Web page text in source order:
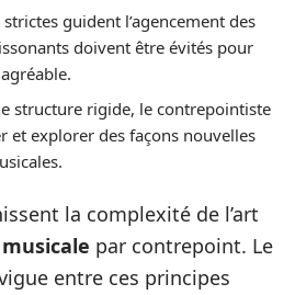
strictes guident l’agencement des
doivent être évités pour
structure rigide, le contrepointiste
et explorer des façons nouvelles
la complexité de l’art
par contrepoint. Le
entre ces principes